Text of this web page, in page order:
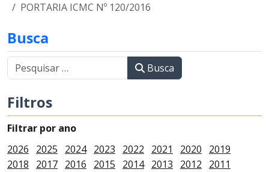
PORTARIA ICMC Nº 120/2016
Busca
Busca
Filtros
Filtrar por ano
2026
2025 2024 2023 2022 2021 2020
2019
2018
2017 2016 2015 2014 2013 2012
2011